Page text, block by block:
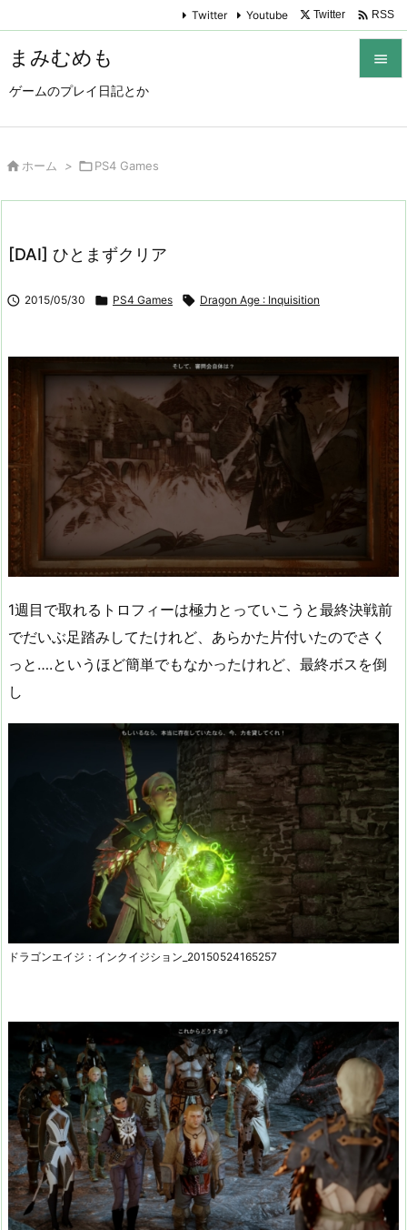
まみむめも
ゲームのプレイ日記とか

Twitter Youtube Twitter  RSS
 ホーム > PS4 Games
[DAI] ひとまずクリア
 2015/05/30  PS4 Games  Dragon Age : Inquisition
1週目で取れるトロフィーは極力とっていこうと最終決戦前
でだいぶ足踏みしてたけれど、あらかた片付いたのでさく
っと….というほど簡単でもなかったけれど、最終ボスを倒
し
ドラゴンエイジ：インクイジション_20150524165257